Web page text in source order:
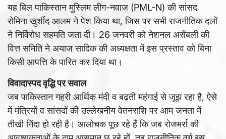
यह बिल पाकिस्तान मुस्लिम लीग-नवाज (PML-N) की सांसद
रोमिना खुर्शीद आलम ने पेश किया था, जिस पर सभी राजनीतिक दलों
ने निर्विरोध सहमति जता दी। 26 जनवरी को नेशनल असेंबली की
वित्त समिति ने अयाज सादिक की अध्यक्षता में इस प्रस्ताव को बिना
किसी आपत्ति के पारित कर दिया था।
विवादास्पद वृद्धि पर सवाल
जब पाकिस्तान गहरी आर्थिक मंदी व बढ़ती महंगाई से जूझ रहा है, ऐसे
में मंत्रियों व सांसदों की उल्लेखनीय वेतनराशि पर आम जनता में
तीखी निंदा हो रही है। आलोचक पूछ रहे हैं कि जब रोजमर्रा की